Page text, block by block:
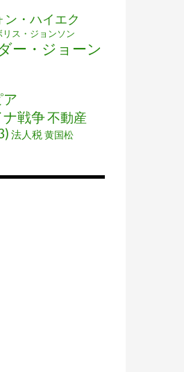
ン・ハイエク
リス・ジョンソン
ー・ジョーン
ア
ナ戦争不動産
法人税黄国松